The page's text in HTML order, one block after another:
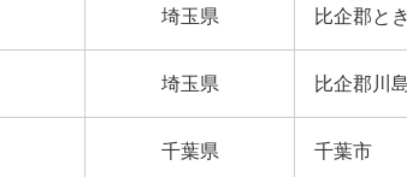
埼玉県 比企郡と
埼玉県 比企郡川
千葉県 千葉市